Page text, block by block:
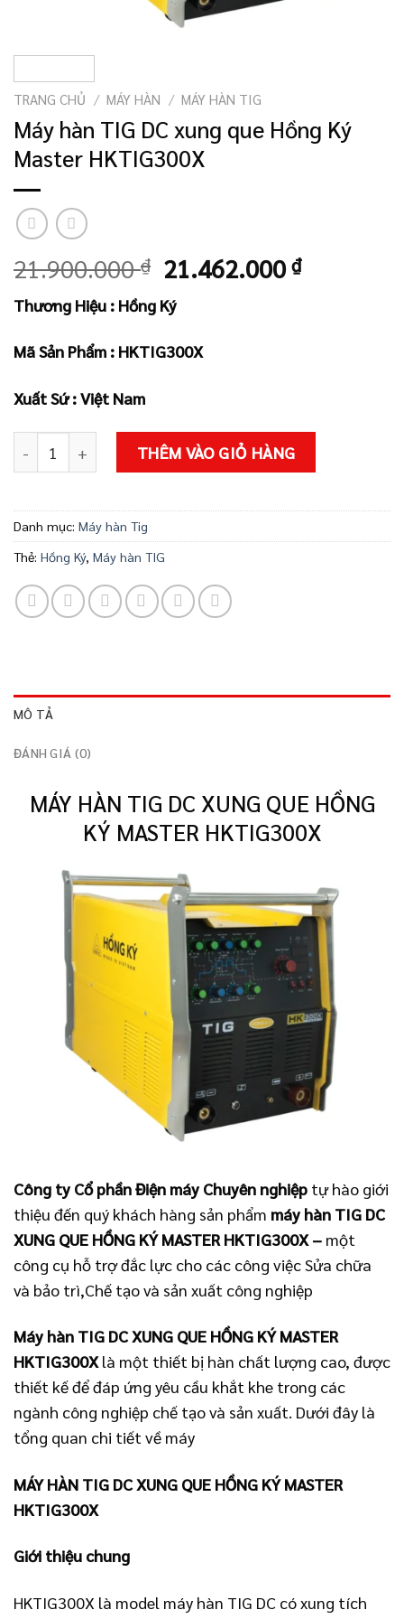
TRANG CHỦ / MÁY HÀN / MÁY HÀN TIG
Máy hàn TIG DC xung que Hồng Ký
Master HKTIG300X
21.900.000₫ Giá
gốc
là:
21.900.000 ₫.
21.462.000₫Giá
Thương Hiệu : Hồng Ký
Mã Sản Phẩm : HKTIG300X
Xuất Sứ : Việt Nam
Máy hàn TIG DC xung que Hồng Ký Master HKTIG300X số
THÊM VÀO GIỎ HÀNG
Danh mục: Máy hàn Tig
Thẻ: Hồng Ký, Máy hàn TIG
MÔ TẢ
ĐÁNH GIÁ (0)
MÁY HÀN TIG DC XUNG QUE HỒNG
KÝ MASTER HKTIG300X
Công ty Cổ phần Điện máy Chuyên nghiệp tự hào giới
thiệu đến quý khách hàng sản phẩm máy hàn TIG DC
XUNG QUE HỒNG KÝ MASTER HKTIG300X – một
công cụ hỗ trợ đắc lực cho các công việc Sửa chữa
và bảo trì,Chế tạo và sản xuất công nghiệp
Máy hàn TIG DC XUNG QUE HỒNG KÝ MASTER
HKTIG300Xlà một thiết bị hàn chất lượng cao, được
thiết kế để đáp ứng yêu cầu khắt khe trong các
ngành công nghiệp chế tạo và sản xuất. Dưới đây là
tổng quan chi tiết về máy
MÁY HÀN TIG DC XUNG QUE HỒNG KÝ MASTER
HKTIG300X
Giới thiệu chung
HKTIG300X là model máy hàn TIG DC có xung tích